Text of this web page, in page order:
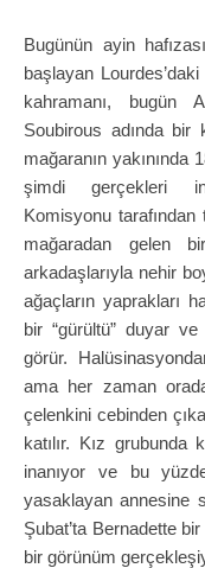
Bugünün ayin
başlayan
kahramanı, bugün
Soubirous adında bir
mağaranın yakınında
şimdi gerçekleri
Komisyonu tarafından
mağaradan gelen
arkadaşlarıyla nehir
ağaçların yaprakları
bir “gürültü” duyar
görür.
ama her zaman
çelenkini cebinden
katılır. Kız grubunda
inanıyor ve bu
yasaklayan annesine
Şubat’ta Bernadette
bir görünüm